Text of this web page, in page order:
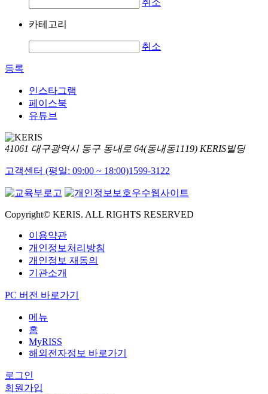
취소
카테고리
취소
등록
인스타그램
페이스북
유튜브
41061 대구광역시 동구 동내로 64(동내동1119) KERIS빌딩
고객센터 (평일: 09:00 ~ 18:00)1599-3122
Copyright© KERIS. ALL RIGHTS RESERVED
이용약관
개인정보처리방침
개인정보 재동의
기관소개
PC 버전 바로가기
메뉴
홈
MyRISS
해외전자정보 바로가기
로그인
회원가입